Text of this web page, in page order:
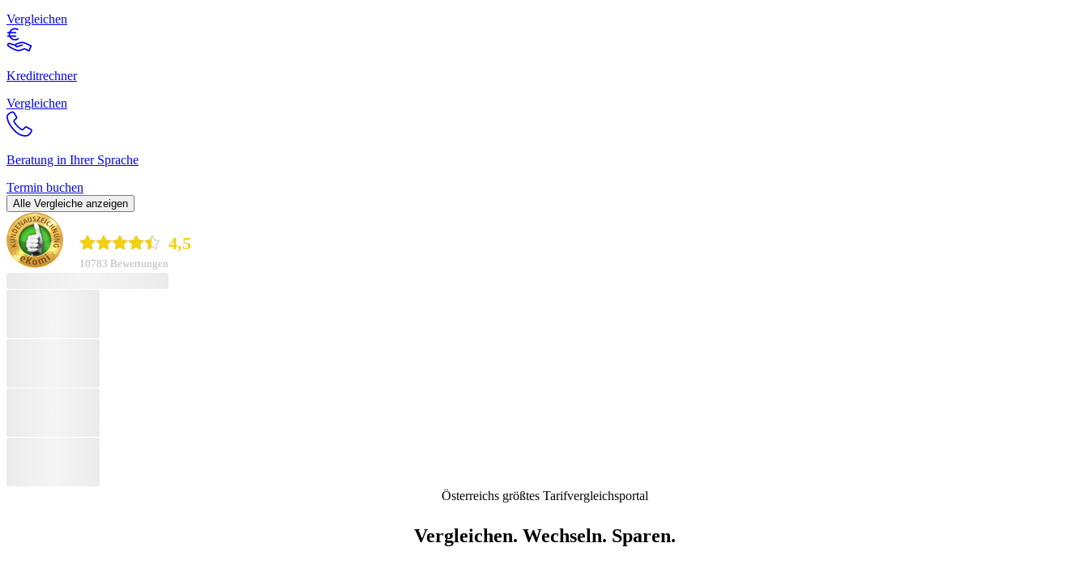
Vergleichen
Kreditrechner
Vergleichen
Beratung in Ihrer Sprache
Termin buchen
Alle Vergleiche anzeigen
4,5
10783 Bewertungen
Österreichs größtes Tarifvergleichsportal
Vergleichen. Wechseln. Sparen.